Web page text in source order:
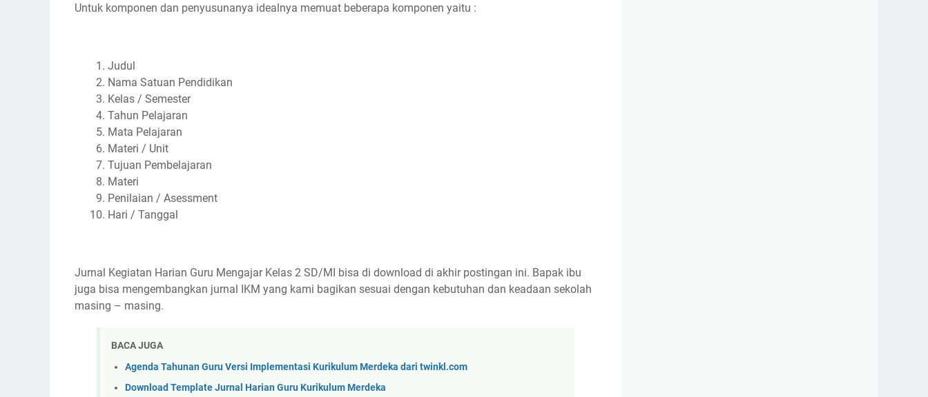
Untuk komponen dan penyusunanya idealnya memuat beberapa komponen yaitu :
Judul
Nama Satuan Pendidikan
Kelas / Semester
Tahun Pelajaran
Mata Pelajaran
Materi / Unit
Tujuan Pembelajaran
Materi
Penilaian / Asessment
Hari / Tanggal
Jurnal Kegiatan Harian Guru Mengajar Kelas 2 SD/MI bisa di download di akhir postingan ini. Bapak ibu
juga bisa mengembangkan jurnal IKM yang kami bagikan sesuai dengan kebutuhan dan keadaan sekolah
masing – masing.
BACA JUGA
Agenda Tahunan Guru Versi Implementasi Kurikulum Merdeka dari twinkl.com
Download Template Jurnal Harian Guru Kurikulum Merdeka